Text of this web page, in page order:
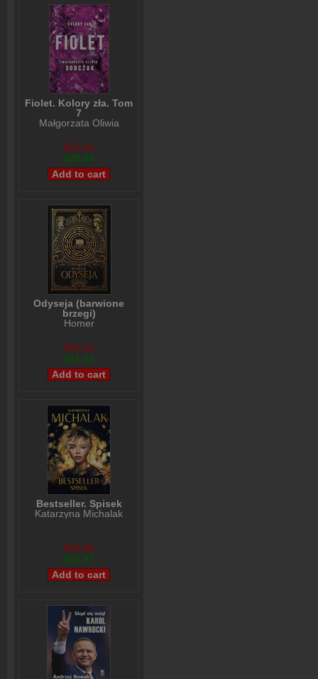
Fiolet. Kolory zła. Tom
7
Małgorzata Oliwia
$31,66
$28,09
Odyseja (barwione
brzegi)
Homer
$40,10
$31,56
Bestseller. Spisek
Katarzyna Michalak
$30,09
$23,07